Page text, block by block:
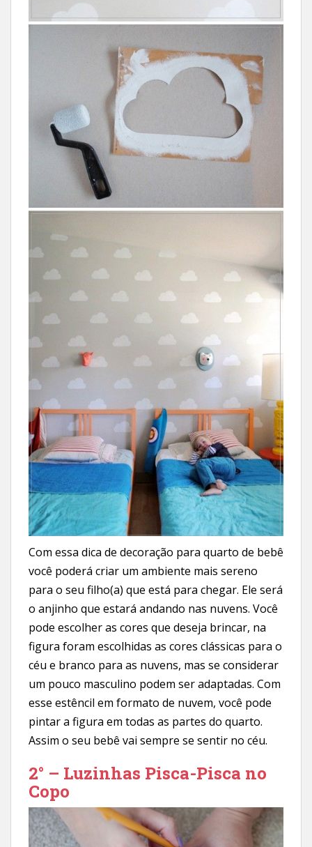
Com essa dica de decoração para quarto de bebê
você poderá criar um ambiente mais sereno
para o seu filho(a) que está para chegar. Ele será
o anjinho que estará andando nas nuvens. Você
pode escolher as cores que deseja brincar, na
figura foram escolhidas as cores clássicas para o
céu e branco para as nuvens, mas se considerar
um pouco masculino podem ser adaptadas. Com
esse estêncil em formato de nuvem, você pode
pintar a figura em todas as partes do quarto.
Assim o seu bebê vai sempre se sentir no céu.
2° – Luzinhas Pisca-Pisca no
Copo